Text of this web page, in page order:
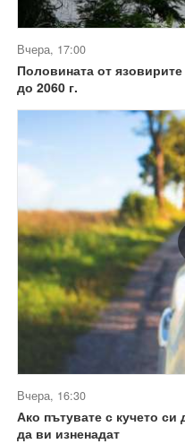
Вчера, 17:00
Половината от
до 2060 г.
Вчера, 16:30
Ако пътувате с кучето
да ви изненадат